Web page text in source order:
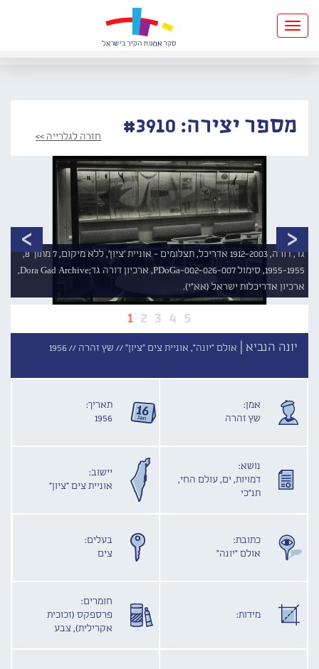
Toggle
navigation
מספר יצירה: #3910 חזרה לגלרייה >>
1 2 3 4 5
גד, דורה, 1912-2003 אדריכל, תצלומים - אוניית 'ציון', ללא מיקום, 7 מתוך 8,
1955-1955, סימול PDoGa-002-026-007, ארכיון דורה גד;Dora Gad Archive,
ארכיון אדריכלות ישראל (אא"י).
יונה הנביא | אולם "יונה", אוניית צים "ציון" // שץ זהרה //1956
אמן:
שץ זהרה
תאריך:
1956
נושא:
דמויות, ים, עולם החי,
תנ"כי
יישוב:
אוניית צים "ציון"
כתובת:
אולם "יונה"
בעלים:
צים
מידות:
חומרים:
פרספקס (זכוכית
אקרילית), צבע